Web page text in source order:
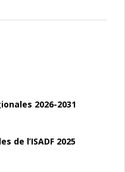
2026-2031
de l’ISADF 2025